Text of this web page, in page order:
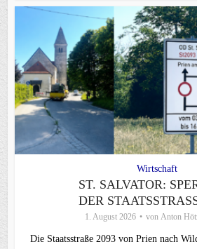
Wirtschaft
ST. SALVATOR:
DER
1. August 2026 von Anton
Die Staatsstraße 2093 von Prien nach